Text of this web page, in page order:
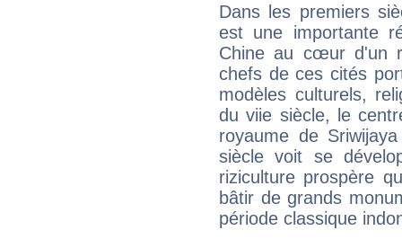
Dans les premiers
est une importante
Chine au cœur d'un
chefs de ces cités
modèles culturels,
du viie siècle, le
royaume de
siècle voit se
riziculture prospère
bâtir de grands
période classique